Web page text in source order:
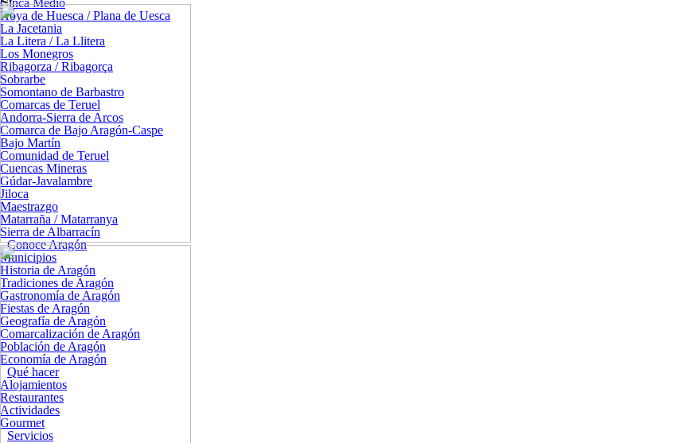
Cinca Medio
Hoya de Huesca / Plana de Uesca
La Jacetania
La Litera / La Llitera
Los Monegros
Ribagorza / Ribagorça
Sobrarbe
Somontano de Barbastro
Comarcas de Teruel
Andorra-Sierra de Arcos
Comarca de Bajo Aragón-Caspe
Bajo Martín
Comunidad de Teruel
Cuencas Mineras
Gúdar-Javalambre
Jiloca
Maestrazgo
Matarraña / Matarranya
Sierra de Albarracín
Conoce Aragón
Municipios
Historia de Aragón
Tradiciones de Aragón
Gastronomía de Aragón
Fiestas de Aragón
Geografía de Aragón
Comarcalización de Aragón
Población de Aragón
Economía de Aragón
Qué hacer
Alojamientos
Restaurantes
Actividades
Gourmet
Servicios